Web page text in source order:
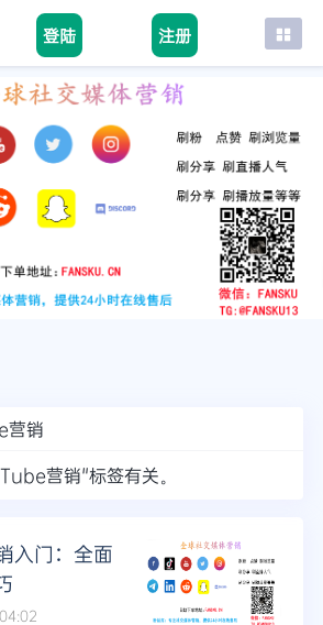
登陆 注册
首页
tiktok
youtube
instagram
营销
营销"标签有关。
入门：全面